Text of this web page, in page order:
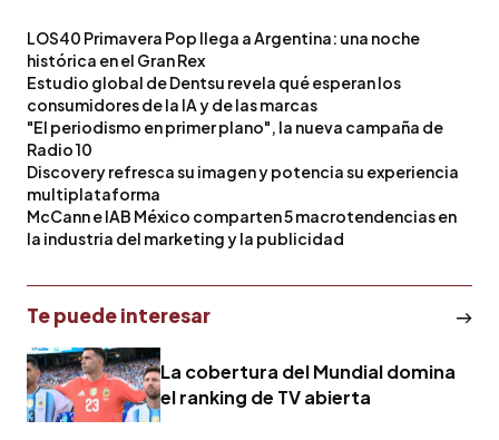
LOS40 Primavera Pop llega a Argentina: una noche
histórica en el Gran Rex
Estudio global de Dentsu revela qué esperan los
consumidores de la IA y de las marcas
"El periodismo en primer plano", la nueva campaña de
Radio 10
Discovery refresca su imagen y potencia su experiencia
multiplataforma
McCann e IAB México comparten 5 macrotendencias en
la industria del marketing y la publicidad
Te puede interesar
La cobertura del Mundial domina
el ranking de TV abierta